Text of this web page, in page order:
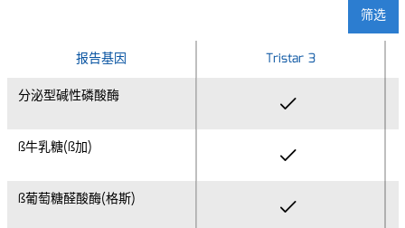
筛选
报告基因
分泌型碱性磷酸酶
ß牛乳糖(ß加)
ß葡萄糖醛酸酶(格斯)
报告基因
Tristar 3
分泌型碱性磷酸酶
ß牛乳糖(ß加)
ß葡萄糖醛酸酶(格斯)